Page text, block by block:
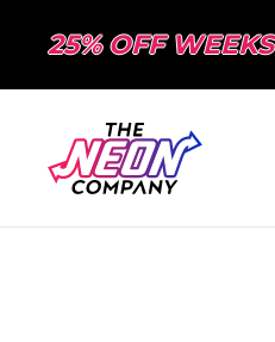
25% OFF WEEKS